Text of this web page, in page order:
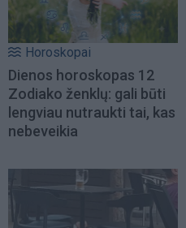
Horoskopai
Dienos horoskopas 12
Zodiako ženklų: gali būti
lengviau nutraukti tai, kas
nebeveikia